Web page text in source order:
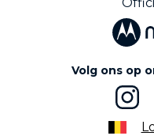
Volg ons op